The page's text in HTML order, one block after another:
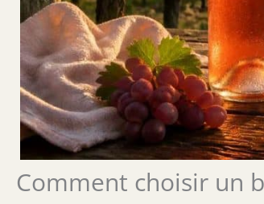
Comment choisir un